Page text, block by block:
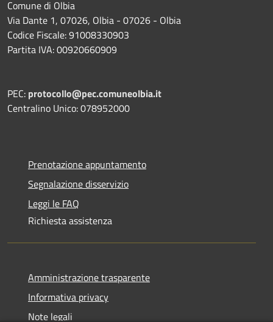
Comune di Olbia
Via Dante 1, 07026, Olbia - 07026 - Olbia
Codice Fiscale: 91008330903
Partita IVA: 00920660909
PEC: protocollo@pec.comuneolbia.it
Centralino Unico: 078952000
Prenotazione appuntamento
Segnalazione disservizio
Leggi le FAQ
Richiesta assistenza
Amministrazione trasparente
Informativa privacy
Note legali